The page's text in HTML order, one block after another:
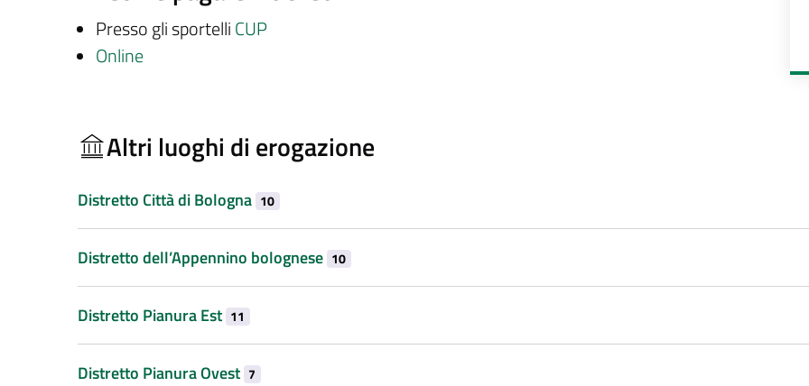
Presso gli sportelli CUP
Online
Altri luoghi di erogazione
Distretto Città di Bologna 10
Distretto dell’Appennino bolognese 10
Distretto Pianura Est 11
Distretto Pianura Ovest 7